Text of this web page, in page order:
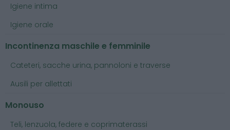
Igiene intima
Igiene orale
Incontinenza maschile e femminile
Cateteri, sacche urina, pannoloni e traverse
Ausili per allettati
Monouso
Teli, lenzuola, federe e coprimaterassi